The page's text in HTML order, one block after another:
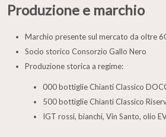
Produzione e marchio
Marchio presente sul mercato da oltre
Socio storico Consorzio Gallo Nero
Produzione storica a regime:
000 bottiglie Chianti Classico
500 bottiglie Chianti Classico
IGT rossi, bianchi, Vin Santo, olio